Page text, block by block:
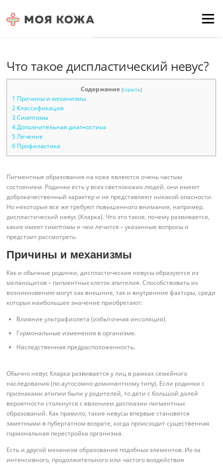
Menu
Что такое диспластический невус?
Содержание [скрыть]
1 Причины и механизмы
2 Классификация
3 Симптомы
4 Дополнительная диагностика
5 Лечение
6 Профилактика
Пигментные образования на коже являются очень частым
состоянием. Родинки есть у всех светлокожих людей, они имеют
доброкачественный характер и не представляют никакой опасности.
Но некоторые все же требуют повышенного внимания, например,
диспластический невус (Кларка). Что это такое, почему развивается,
какие имеет симптомы и чем лечится – указанные вопросы и
предстоит рассмотреть.
Причины и механизмы
Как и обычные родинки, диспластические невусы образуются из
меланоцитов – пигментных клеток эпителия. Способствовать их
возникновению могут как внешние, так и внутренние факторы, среди
которых наибольшее значение приобретают:
Влияние ультрафиолета (избыточная инсоляция).
Гормональные изменения в организме.
Наследственная предрасположенность.
Обычно невус Кларка развивается у лиц в рамках семейного
наследования (по аутосомно-доминантному типу). Если родинки с
признаками атипии были у родителей, то дети с большой долей
вероятности столкнутся с явлением дисплазии пигментных
образований. Как правило, такие невусы впервые становятся
заметными в пубертатном возрате, когда происходит существенная
гормональная перестройка организма.
Есть и другой механизм образования подобных элементов. Из-за
интенсивного, продолжительного или частого воздействия
Для любых предложений по